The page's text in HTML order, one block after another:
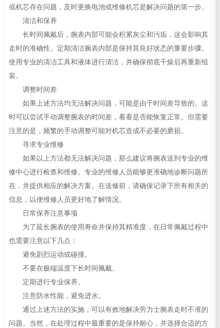
或机芯存在问题，及时更换电池或维修机芯是解决问题的第一步。
清洁和保养
长时间佩戴后，腕表内部可能会积累灰尘和污垢，这会影响其
走时的准确性。定期清洁腕表内部是保持其良好状态的重要步骤。
使用专业的清洁工具和液体进行清洁，并确保彻底干燥后再重新组
装。
调整时间差
如果上述方法均无法解决问题，可能是由于时间差导致的。这
时可以尝试手动调整腕表的时间差，看看是否能恢复正常。但需要
注意的是，频繁的手动调整可能对机芯造成不必要的磨损。
寻求专业维修
如果以上方法都无法解决问题，那么建议将腕表送到专业的维
修中心进行检查和维修。专业的维修人员能够更准确地诊断问题所
在，并提供相应的解决方案。在送修前，请确保记录下所有相关的
信息，以便维修人员更好地了解情况。
日常保养注意事项
为了延长腕表的使用寿命并保持其精准度，在日常佩戴过程中
也需要注意以下几点：
避免剧烈运动或碰撞。
不要在极端温度下长时间佩戴。
定期进行专业保养。
注意防水性能，避免进水。
通过上述方法的实施，可以有效地解决劳力士腕表走时不准的
问题。当然，在处理过程中最重要的是保持耐心，并选择合适的方